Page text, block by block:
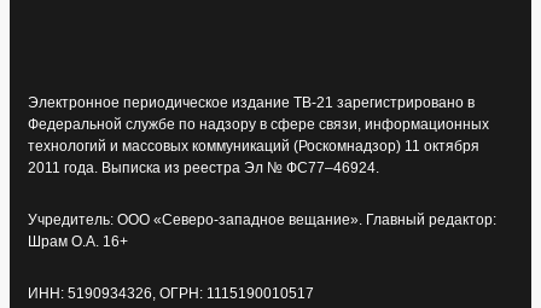
Электронное периодическое издание ТВ-21 зарегистрировано в
Федеральной службе по надзору в сфере связи, информационных
технологий и массовых коммуникаций (Роскомнадзор) 11 октября
2011 года. Выписка из реестра Эл № ФС77–46924.
Учредитель: ООО «Северо-западное вещание». Главный редактор:
Шрам О.А. 16+
ИНН: 5190934326, ОГРН: 1115190010517